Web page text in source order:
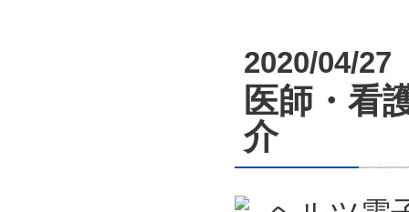
2020/04/27
医師・看
介